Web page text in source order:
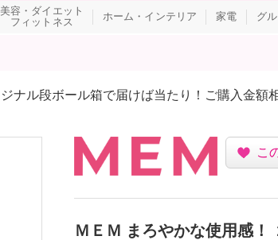
美容・ダイエット
フィットネス
ホーム・インテリア 家電 グ
ナル段ボール箱で届けば当たり！ご購入金額
こ
ＭＥＭ まろやかな使用感！